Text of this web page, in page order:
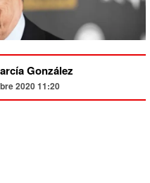
González
2020 11:20